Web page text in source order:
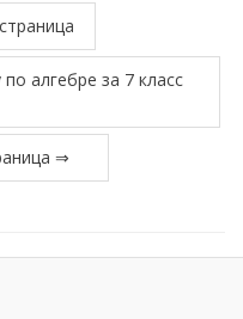
алгебре за 7 класс
⇒